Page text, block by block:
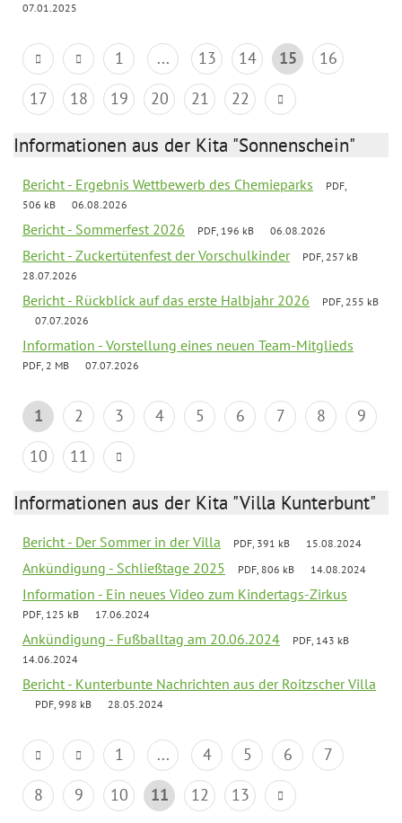
07.01.2025
1 ... 13 14 15
16
17
18 19 20 21 22
Informationen aus der Kita "Sonnenschein"
Bericht - Ergebnis Wettbewerb des Chemieparks
PDF,
506 kB
06.08.2026
Bericht - Sommerfest 2026 PDF, 196 kB 06.08.2026
Bericht - Zuckertütenfest der Vorschulkinder
PDF, 257 kB
28.07.2026
Bericht - Rückblick auf das erste Halbjahr 2026
PDF, 255 kB
07.07.2026
Information - Vorstellung eines neuen Team-Mitglieds
PDF, 2 MB 07.07.2026
1 2 3 4 5 6 7 8
9
10
11
Informationen aus der Kita "Villa Kunterbunt"
Bericht - Der Sommer in der Villa PDF, 391 kB 15.08.2024
Ankündigung - Schließtage 2025 PDF, 806 kB 14.08.2024
Information - Ein neues Video zum Kindertags-Zirkus
PDF, 125 kB 17.06.2024
Ankündigung - Fußballtag am 20.06.2024
PDF, 143 kB
14.06.2024
Bericht - Kunterbunte Nachrichten aus der Roitzscher Villa
PDF, 998 kB 28.05.2024
1 ... 4 5 6
7
8
9 10 11 12 13